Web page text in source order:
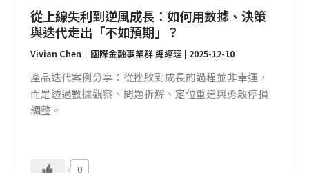
從上線失利到逆風成長：如何用數據、決策
與迭代走出「不如預期」？
Vivian Chen｜國際金融事業群 總經理 | 2025-12-10
產品迭代案例分享：從挫敗到成長的過程並非幸運，
而是透過數據觀察、問題拆解、定位重建與勇敢停損
調整。
0
據、
決
策
與
迭
代